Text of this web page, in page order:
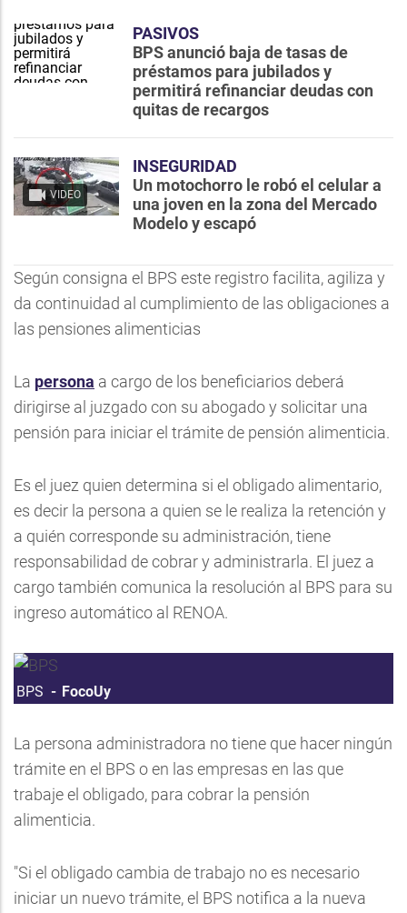
PASIVOS
BPS anunció baja de tasas de
préstamos para jubilados y
permitirá refinanciar deudas con
quitas de recargos
VIDEO
INSEGURIDAD
Un motochorro le robó el celular a
una joven en la zona del Mercado
Modelo y escapó
Según consigna el BPS este registro facilita, agiliza y
da continuidad al cumplimiento de las obligaciones a
las pensiones alimenticias
La persona a cargo de los beneficiarios deberá
dirigirse al juzgado con su abogado y solicitar una
pensión para iniciar el trámite de pensión alimenticia.
Es el juez quien determina si el obligado alimentario,
es decir la persona a quien se le realiza la retención y
a quién corresponde su administración, tiene
responsabilidad de cobrar y administrarla. El juez a
cargo también comunica la resolución al BPS para su
ingreso automático al RENOA.
BPS FocoUy
La persona administradora no tiene que hacer ningún
trámite en el BPS o en las empresas en las que
trabaje el obligado, para cobrar la pensión
alimenticia.
"Si el obligado cambia de trabajo no es necesario
iniciar un nuevo trámite, el BPS notifica a la nueva